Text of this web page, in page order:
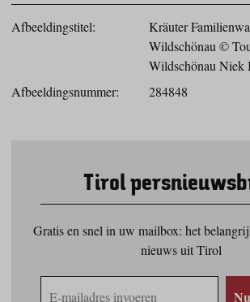
Afbeeldingstitel:
Kräuter
Wildschönau ©
Wildschönau Niek
Afbeeldingsnummer:
284848
Tirol
Gratis en snel in uw mailbox: het
nieuws uit Tirol